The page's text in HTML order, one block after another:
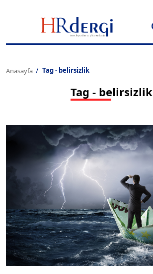
Anasayfa Tag - belirsizlik
Tag - belirsizlik